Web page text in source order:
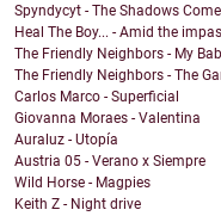
Spyndycyt - The Shadows
Heal The Boy... - Amid the
The Friendly Neighbors - My
The Friendly Neighbors - The
Carlos Marco - Superficial
Giovanna Moraes - Valentina
Auraluz - Utopía
Austria 05 - Verano x Siempre
Wild Horse - Magpies
Keith Z - Night drive